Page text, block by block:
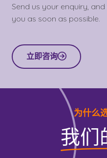
Send us your enquiry,
you as soon as possible.
立即咨询
为什么
我们